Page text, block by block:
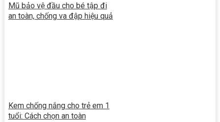
Mũ bảo vệ đầu cho bé tập đi
an toàn, chống va đập hiệu quả
Kem chống nắng cho trẻ em 1
tuổi: Cách chọn an toàn